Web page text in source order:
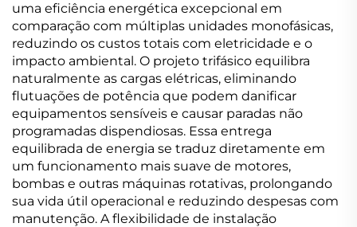
uma eficiência energética excepcional em
comparação com múltiplas unidades monofásicas,
reduzindo os custos totais com eletricidade e o
impacto ambiental. O projeto trifásico equilibra
naturalmente as cargas elétricas, eliminando
flutuações de potência que podem danificar
equipamentos sensíveis e causar paradas não
programadas dispendiosas. Essa entrega
equilibrada de energia se traduz diretamente em
um funcionamento mais suave de motores,
bombas e outras máquinas rotativas, prolongando
sua vida útil operacional e reduzindo despesas com
manutenção. A flexibilidade de instalação